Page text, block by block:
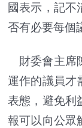
國表示，記不
否有必要每個
財委會主席
運作的議員才
表態，避免利
報可以向公眾